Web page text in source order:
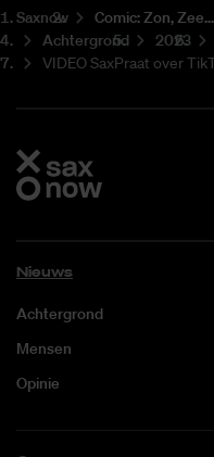
Saxnow Co­mic: Zon,
Achtergrond
2023
VIDEO SaxPraat over
Nieuws
Achtergrond
Mensen
Opinie